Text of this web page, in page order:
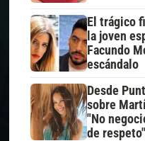
El trágico
la joven
Facundo
escándalo
Desde
sobre
"No
de respeto"